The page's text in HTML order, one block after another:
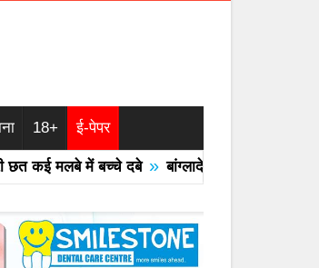
18+ ई-पेपर
कई मलबे में बच्चे दबे » बांग्लादेश का एयरफोर्स का F -7